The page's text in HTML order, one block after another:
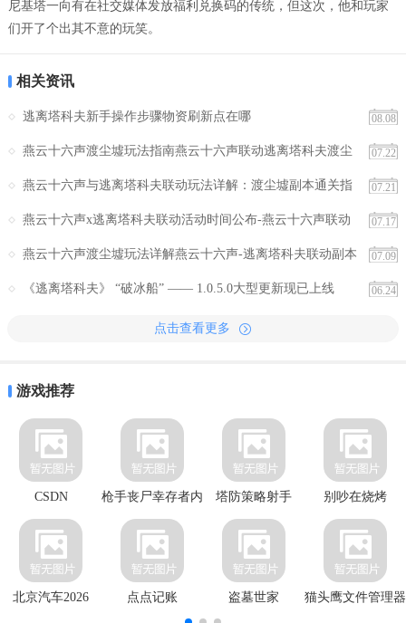
尼基塔一向有在社交媒体发放福利兑换码的传统，但这次，他和玩家
们开了个出其不意的玩笑。
相关资讯
08.08
逃离塔科夫新手操作步骤物资刷新点在哪
07.22
燕云十六声渡尘墟玩法指南燕云十六声联动逃离塔科夫渡尘
07.21
燕云十六声与逃离塔科夫联动玩法详解：渡尘墟副本通关指
07.17
燕云十六声x逃离塔科夫联动活动时间公布-燕云十六声联动
07.09
燕云十六声渡尘墟玩法详解燕云十六声-逃离塔科夫联动副本
06.24
《逃离塔科夫》 “破冰船” —— 1.0.5.0大型更新现已上线
点击查看更多
游戏推荐
CSDN
枪手丧尸幸存者内
塔防策略射手 别吵在烧烤
北京汽车2026 点点记账 盗墓世家 猫头鹰文件管理器